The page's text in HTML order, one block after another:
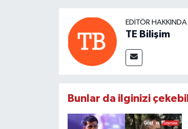
EDITÖR HAKKINDA
TE Bilişim
Bunlar da ilginizi